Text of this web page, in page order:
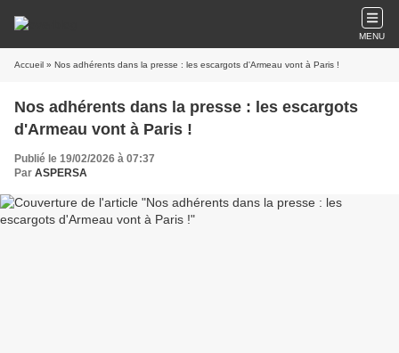
MENU
Accueil » Nos adhérents dans la presse : les escargots d'Armeau vont à Paris !
Nos adhérents dans la presse : les escargots
d'Armeau vont à Paris !
Publié le 19/02/2026 à 07:37
Par ASPERSA